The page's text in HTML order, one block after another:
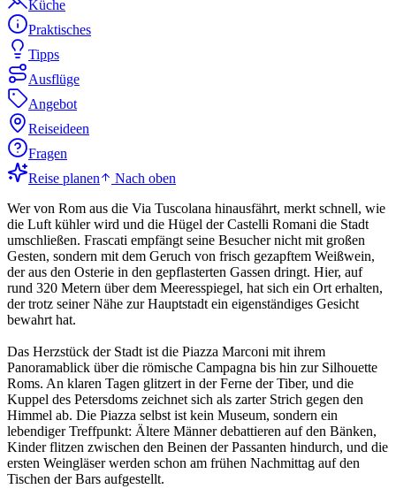
Küche
Praktisches
Tipps
Ausflüge
Angebot
Reiseideen
Fragen
Reise planen
Nach oben
Wer von Rom aus die Via Tuscolana hinausfährt, merkt schnell, wie
die Luft kühler wird und die Hügel der Castelli Romani die Stadt
umschließen. Frascati empfängt seine Besucher nicht mit großen
Gesten, sondern mit dem Geruch von frisch gezapftem Weißwein,
der aus den Osterie in den gepflasterten Gassen dringt. Hier, auf
rund 320 Metern über dem Meeresspiegel, hat sich ein Ort erhalten,
der trotz seiner Nähe zur Hauptstadt ein eigenständiges Gesicht
bewahrt hat.
Das Herzstück der Stadt ist die Piazza Marconi mit ihrem
Panoramablick über die römische Campagna bis hin zur Silhouette
Roms. An klaren Tagen glitzert in der Ferne der Tiber, und die
Kuppel des Petersdoms zeichnet sich als zarter Strich gegen den
Himmel ab. Die Piazza selbst ist kein Museum, sondern ein
lebendiger Treffpunkt: Ältere Männer debattieren auf den Bänken,
Kinder flitzen zwischen den Beinen der Passanten hindurch, und die
ersten Weingläser werden schon am frühen Nachmittag auf den
Tischen der Bars aufgestellt.